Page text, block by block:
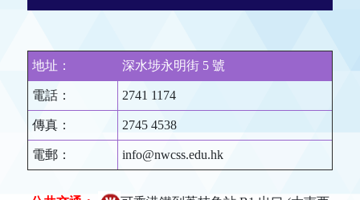
地址： 深水埗永明街 5 號
電話： 2741 1174
傳真： 2745 4538
電郵： info@nwcss.edu.hk